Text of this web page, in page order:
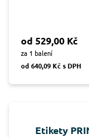
od 529,00 Kč
za 1 balení
od 640,09 Kč s DPH
Etikety